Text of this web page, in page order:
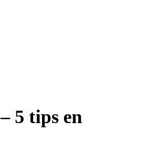
5 tips en